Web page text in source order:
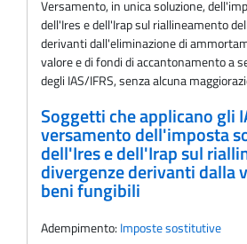
Versamento, in unica soluzione,
dell'Ires e dell'Irap sul riallineamento
derivanti dall'eliminazione di
valore e di fondi di accantonamento a
degli IAS/IFRS, senza alcuna
Soggetti che applicano gli
versamento dell'imposta
dell'Ires e dell'Irap sul
divergenze derivanti dalla
beni fungibili
Adempimento: Imposte sostitutive